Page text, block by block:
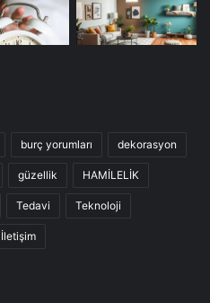
burç yorumları dekorasyon
güzellik HAMİLELİK
Tedavi Teknoloji
İletişim